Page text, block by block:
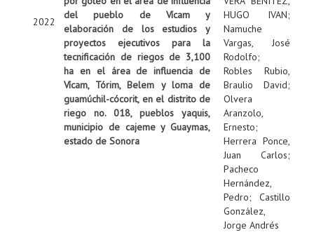
2022
del pueblo de Vícam y
elaboración de los estudios y
proyectos ejecutivos para la
tecnificación de riegos de 3,100
ha en el área de influencia de
Vícam, Tórim, Belem y loma de
guamúchil-cócorit, en el distrito de
riego no. 018, pueblos yaquis,
municipio de cajeme y Guaymas,
estado de Sonora
HUGO IVAN;
Namuche
Vargas, José
Rodolfo;
Robles Rubio,
Braulio David;
Olvera
Aranzolo,
Ernesto;
Herrera Ponce,
Juan Carlos;
Pacheco
Hernández,
Pedro; Castillo
González,
Jorge Andrés